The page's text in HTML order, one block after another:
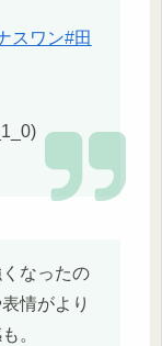
スワン#田
なったの
情がより
。